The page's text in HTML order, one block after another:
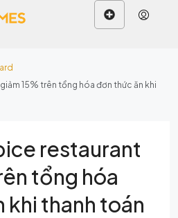
15% trên tổng hóa đơn thức ăn khi
restaurant
tổng hóa
khi thanh toán